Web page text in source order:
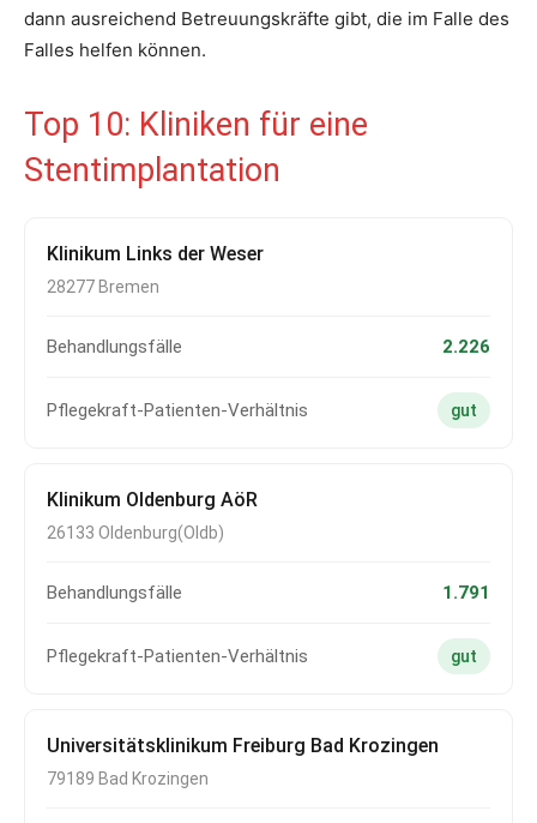
dann ausreichend Betreuungskräfte gibt, die im Falle des
Falles helfen können.
Top 10: Kliniken für eine
Stentimplantation
Klinikum Links der Weser
28277 Bremen
Behandlungsfälle 2.226
Pflegekraft-Patienten-Verhältnis gut
Klinikum Oldenburg AöR
26133 Oldenburg(Oldb)
Behandlungsfälle 1.791
Pflegekraft-Patienten-Verhältnis gut
Universitätsklinikum Freiburg Bad Krozingen
79189 Bad Krozingen